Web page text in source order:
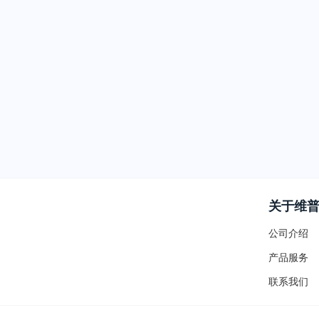
关于维普
公司介绍
产品服务
联系我们